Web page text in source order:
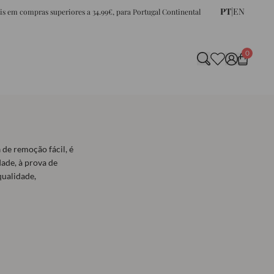
em compras superiores a 34.99€, para Portugal Continental PT|EN
0
remoção fácil, é
à prova de
de